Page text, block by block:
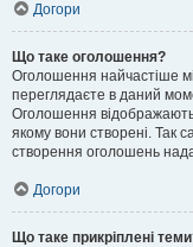
Догори
Що таке оголошення?
Оголошення найчастіше
переглядаєте в даний
Оголошення
якому вони створені. Так
створення оголошень
Догори
Що таке прикріплені